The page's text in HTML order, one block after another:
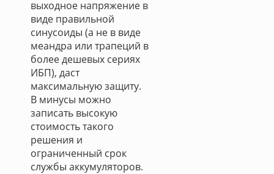
выходное напряжение в
виде правильной
синусоиды (а не в виде
меандра или трапеций в
более дешевых сериях
ИБП), даст
максимальную защиту.
В минусы можно
записать высокую
стоимость такого
решения и
ограниченный срок
службы аккумуляторов.